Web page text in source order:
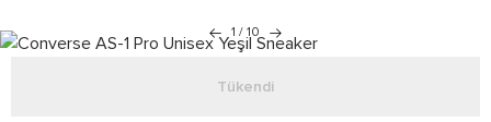
1 / 10
Tükendi